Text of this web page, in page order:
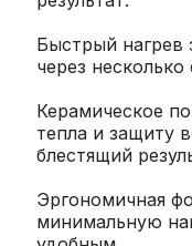
Быстрый нагрев
Керамическое
тепла и защиту
Эргономичная
минимальную